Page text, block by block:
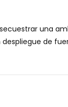
una
de